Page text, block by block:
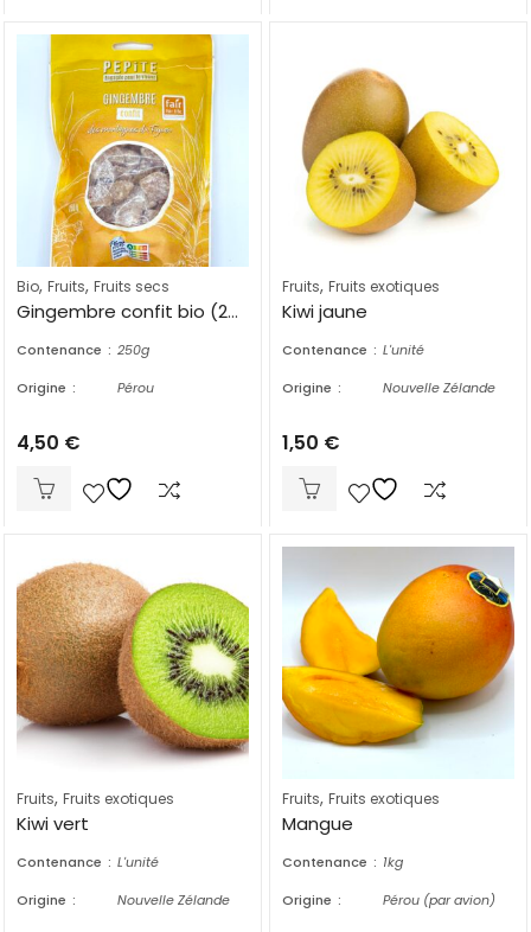
Bio, Fruits, Fruits secs
Gingembre confit bio (250g)
Contenance
250g
Origine
Pérou
4,50 €
Fruits, Fruits exotiques
Kiwi jaune
Contenance
L'unité
Origine
Nouvelle Zélande
1,50 €
Fruits, Fruits exotiques
Kiwi vert
Contenance
L'unité
Origine
Nouvelle Zélande
Fruits, Fruits exotiques
Mangue
Contenance
1kg
Origine
Pérou (par avion)